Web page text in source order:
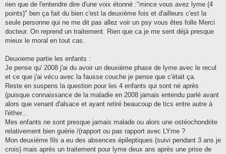
rien que de l'entendre dire d'une voix étonné :"mince vous avez lyme (4
points)" ben ça fait du bien c'est la deuxième fois et d'ailleurs c'est la
seule personne qui ne me dit pas allez voir un psy vous êtes folle Merci
docteur. On reprend un traitement. Rien que ca je me sent déjà presque
mieux le moral en tout cas.
Deuxieme partie les enfants :
Je pense qu' 2008 j'ai du avoir un deuxième phase de lyme avec le recul
et ce que j'ai vécu avec la fausse couche je pense que c'était ça.
Reste en suspens la question pour les 4 enfants qui sont né après
(puisque connaissance de la maladie en 2008 jamais entendu parlé avant
alors que venant d'alsace et ayant retiré beaucoup de tics entre autre à
l'éther...
Mes enfants ne sont presque jamais malade ou alors une ostéochondrite
relativement bien guérie /(rapport ou pas rapport avec LYme ?
Mon deuxième fils a eu des absences épileptiques (suivi pendant 3 ans je
crois) mais après un traitement pour lyme deux ans après une prise de